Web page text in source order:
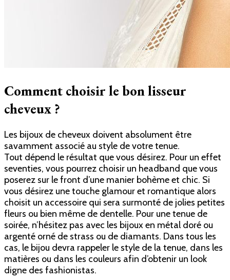
Comment choisir le bon lisseur
cheveux ?
Les bijoux de cheveux doivent absolument être
savamment associé au style de votre tenue.
Tout dépend le résultat que vous désirez. Pour un effet
seventies, vous pourrez choisir un headband que vous
poserez sur le front d’une manier bohème et chic. Si
vous désirez une touche glamour et romantique alors
choisit un accessoire qui sera surmonté de jolies petites
fleurs ou bien même de dentelle. Pour une tenue de
soirée, n’hésitez pas avec les bijoux en métal doré ou
argenté orné de strass ou de diamants. Dans tous les
cas, le bijou devra rappeler le style de la tenue, dans les
matières ou dans les couleurs afin d’obtenir un look
digne des fashionistas.